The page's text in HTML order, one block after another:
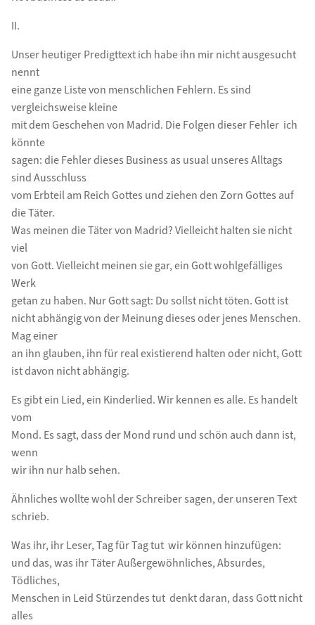
II.
Unser heutiger Predigttext ich habe ihn mir nicht ausgesucht 
nennt
eine ganze Liste von menschlichen Fehlern. Es sind
vergleichsweise kleine
mit dem Geschehen von Madrid. Die Folgen dieser Fehler  ich
könnte
sagen: die Fehler dieses Business as usual unseres Alltags 
sind Ausschluss
vom Erbteil am Reich Gottes und ziehen den Zorn Gottes auf
die Täter.
Was meinen die Täter von Madrid? Vielleicht halten sie nicht
viel
von Gott. Vielleicht meinen sie gar, ein Gott wohlgefälliges
Werk
getan zu haben. Nur Gott sagt: Du sollst nicht töten. Gott ist
nicht abhängig von der Meinung dieses oder jenes Menschen.
Mag einer
an ihn glauben, ihn für real existierend halten oder nicht, Gott
ist davon nicht abhängig.
Es gibt ein Lied, ein Kinderlied. Wir kennen es alle. Es handelt
vom
Mond. Es sagt, dass der Mond rund und schön auch dann ist,
wenn
wir ihn nur halb sehen.
Ähnliches wollte wohl der Schreiber sagen, der unseren Text
schrieb.
Was ihr, ihr Leser, Tag für Tag tut  wir können hinzufügen:
und das, was ihr Täter Außergewöhnliches, Absurdes,
Tödliches,
Menschen in Leid Stürzendes tut  denkt daran, dass Gott nicht
alles